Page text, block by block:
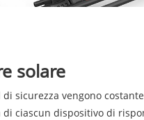
solare
sicurezza vengono
ciascun dispositivo di